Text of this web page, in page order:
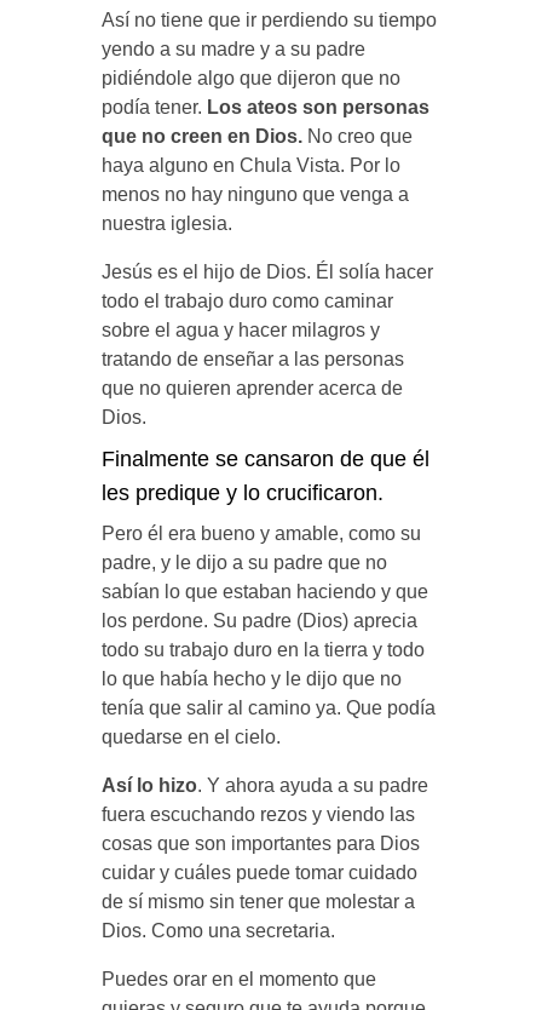
Así no tiene que ir perdiendo su tiempo
yendo a su madre y a su padre
pidiéndole algo que dijeron que no
podía tener. Los ateos son personas
que no creen en Dios. No creo que
haya alguno en Chula Vista. Por lo
menos no hay ninguno que venga a
nuestra iglesia.
Jesús es el hijo de Dios. Él solía hacer
todo el trabajo duro como caminar
sobre el agua y hacer milagros y
tratando de enseñar a las personas
que no quieren aprender acerca de
Dios.
Finalmente se cansaron de que él
les predique y lo crucificaron.
Pero él era bueno y amable, como su
padre, y le dijo a su padre que no
sabían lo que estaban haciendo y que
los perdone. Su padre (Dios) aprecia
todo su trabajo duro en la tierra y todo
lo que había hecho y le dijo que no
tenía que salir al camino ya. Que podía
quedarse en el cielo.
Así lo hizo. Y ahora ayuda a su padre
fuera escuchando rezos y viendo las
cosas que son importantes para Dios
cuidar y cuáles puede tomar cuidado
de sí mismo sin tener que molestar a
Dios. Como una secretaria.
Puedes orar en el momento que